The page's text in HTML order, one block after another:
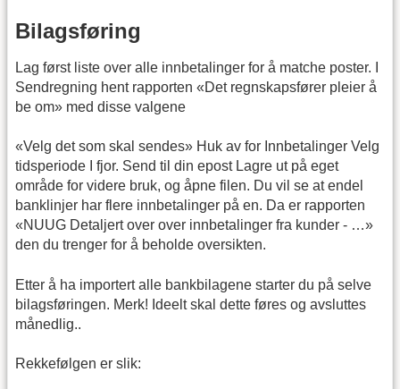
Bilagsføring
Lag først liste over alle innbetalinger for å matche poster. I
Sendregning hent rapporten «Det regnskapsfører pleier å
be om» med disse valgene
«Velg det som skal sendes» Huk av for Innbetalinger Velg
tidsperiode I fjor. Send til din epost Lagre ut på eget
område for videre bruk, og åpne filen. Du vil se at endel
banklinjer har flere innbetalinger på en. Da er rapporten
«NUUG Detaljert over over innbetalinger fra kunder - …»
den du trenger for å beholde oversikten.
Etter å ha importert alle bankbilagene starter du på selve
bilagsføringen. Merk! Ideelt skal dette føres og avsluttes
månedlig..
Rekkefølgen er slik: